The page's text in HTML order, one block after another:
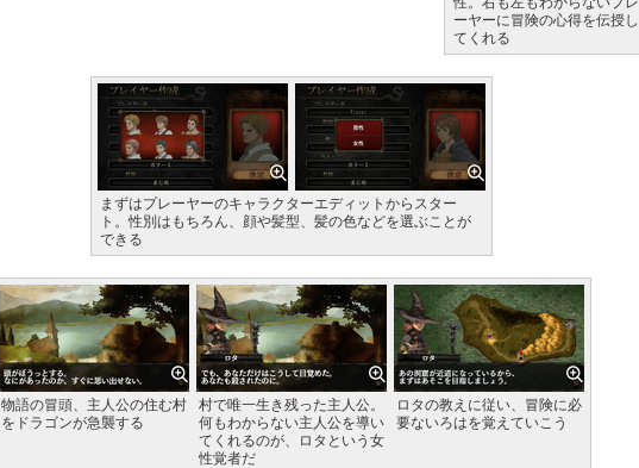
ーヤーに冒険の心得を伝授し
てくれる
まずはプレーヤーのキャラクターエディットからスター
ト。性別はもちろん、顔や髪型、髪の色などを選ぶことが
できる
物語の冒頭、主人公の住む村
をドラゴンが急襲する
村で唯一生き残った主人公。
何もわからない主人公を導い
てくれるのが、ロタという女
性覚者だ
ロタの教えに従い、冒険に必
要ないろはを覚えていこう